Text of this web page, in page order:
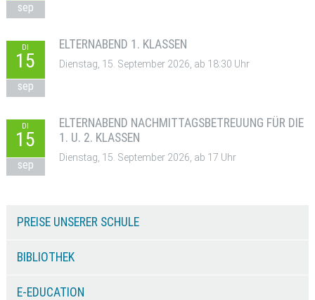
sep
DI
15
sep
ELTERNABEND 1. KLASSEN
Dienstag, 15. September 2026, ab 18:30 Uhr
DI
15
sep
ELTERNABEND NACHMITTAGSBETREUUNG FÜR DIE
1. U. 2. KLASSEN
Dienstag, 15. September 2026, ab 17 Uhr
PREISE UNSERER SCHULE
BIBLIOTHEK
E-EDUCATION